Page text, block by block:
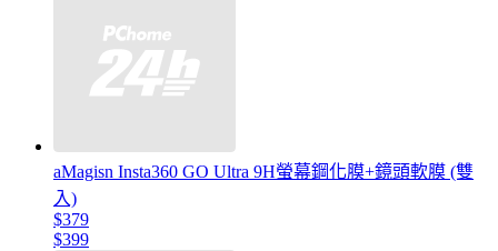
aMagisn Insta360 GO Ultra 9H螢幕鋼化膜+鏡頭軟膜 (雙
入)
$379
$399